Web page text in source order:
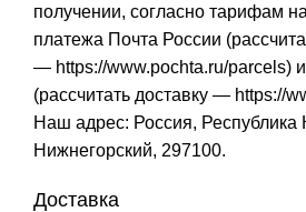
получении, согласно тарифам
платежа Почта России
— https://www.pochta.ru/parcels)
(рассчитать доставку — https://
Наш адрес: Россия, Республика
Нижнегорский, 297100.
Доставка